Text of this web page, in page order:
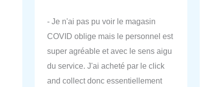
- Je n'ai pas pu voir le magasin
COVID oblige mais le personnel est
super agréable et avec le sens aigu
du service. J'ai acheté par le click
and collect donc essentiellement